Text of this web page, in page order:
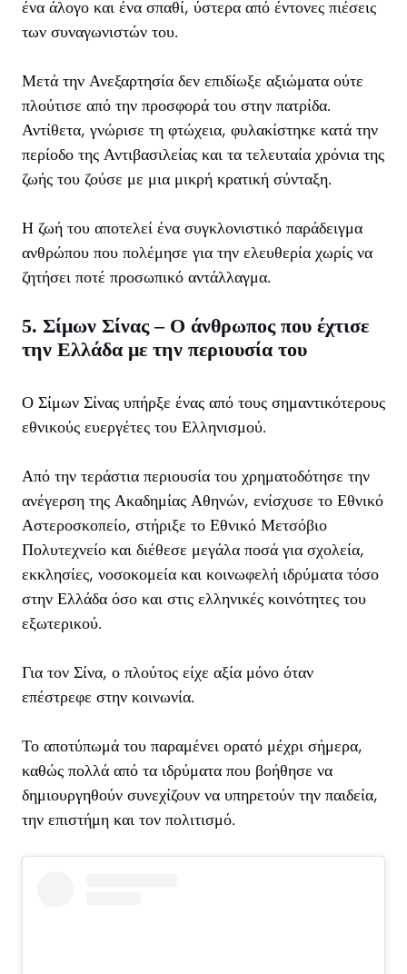
ένα άλογο και ένα σπαθί, ύστερα από έντονες πιέσεις
των συναγωνιστών του.
Μετά την Ανεξαρτησία δεν επιδίωξε αξιώματα ούτε
πλούτισε από την προσφορά του στην πατρίδα.
Αντίθετα, γνώρισε τη φτώχεια, φυλακίστηκε κατά την
περίοδο της Αντιβασιλείας και τα τελευταία χρόνια της
ζωής του ζούσε με μια μικρή κρατική σύνταξη.
Η ζωή του αποτελεί ένα συγκλονιστικό παράδειγμα
ανθρώπου που πολέμησε για την ελευθερία χωρίς να
ζητήσει ποτέ προσωπικό αντάλλαγμα.
5. Σίμων Σίνας – Ο άνθρωπος που έχτισε
την Ελλάδα με την περιουσία του
Ο Σίμων Σίνας υπήρξε ένας από τους σημαντικότερους
εθνικούς ευεργέτες του Ελληνισμού.
Από την τεράστια περιουσία του χρηματοδότησε την
ανέγερση της Ακαδημίας Αθηνών, ενίσχυσε το Εθνικό
Αστεροσκοπείο, στήριξε το Εθνικό Μετσόβιο
Πολυτεχνείο και διέθεσε μεγάλα ποσά για σχολεία,
εκκλησίες, νοσοκομεία και κοινωφελή ιδρύματα τόσο
στην Ελλάδα όσο και στις ελληνικές κοινότητες του
εξωτερικού.
Για τον Σίνα, ο πλούτος είχε αξία μόνο όταν
επέστρεφε στην κοινωνία.
Το αποτύπωμά του παραμένει ορατό μέχρι σήμερα,
καθώς πολλά από τα ιδρύματα που βοήθησε να
δημιουργηθούν συνεχίζουν να υπηρετούν την παιδεία,
την επιστήμη και τον πολιτισμό.